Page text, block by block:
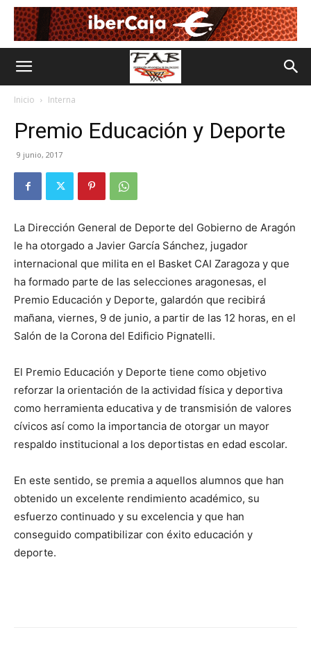
Inicio Interna
Premio Educación y Deporte
9 junio, 2017
La Dirección General de Deporte del Gobierno de Aragón
le ha otorgado a Javier García Sánchez, jugador
internacional que milita en el Basket CAI Zaragoza y que
ha formado parte de las selecciones aragonesas, el
Premio Educación y Deporte, galardón que recibirá
mañana, viernes, 9 de junio, a partir de las 12 horas, en el
Salón de la Corona del Edificio Pignatelli.
El Premio Educación y Deporte tiene como objetivo
reforzar la orientación de la actividad física y deportiva
como herramienta educativa y de transmisión de valores
cívicos así como la importancia de otorgar un mayor
respaldo institucional a los deportistas en edad escolar.
En este sentido, se premia a aquellos alumnos que han
obtenido un excelente rendimiento académico, su
esfuerzo continuado y su excelencia y que han
conseguido compatibilizar con éxito educación y
deporte.